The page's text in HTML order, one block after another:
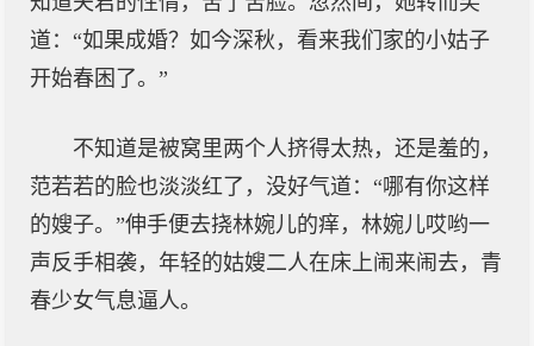
道：“如果成婚？如今深秋，看来我们家的小姑子
开始春困了。”
不知道是被窝里两个人挤得太热，还是羞的，
范若若的脸也淡淡红了，没好气道：“哪有你这样
的嫂子。”伸手便去挠林婉儿的痒，林婉儿哎哟一
声反手相袭，年轻的姑嫂二人在床上闹来闹去，青
春少女气息逼人。